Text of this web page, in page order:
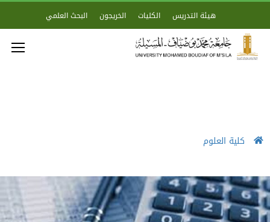
هيئة التدريس الكليات الخريجون البحث العلمي
كلية العلوم